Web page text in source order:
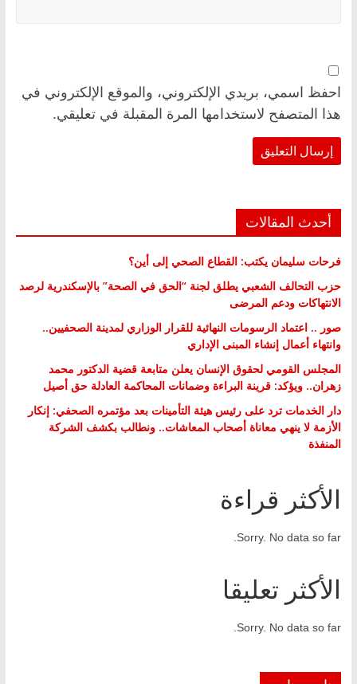
احفظ اسمي، بريدي الإلكتروني، والموقع الإلكتروني في
هذا المتصفح لاستخدامها المرة المقبلة في تعليقي.
أحدث المقالات
فرحات سليمان يكتب: القطاع الصحي إلى أين؟
حزب التحالف الشعبي يطلق لجنة “الحق في الصحة” بالإسكندرية لرصد
الانتهاكات ودعم المرضى
صور .. اعتماد الرسومات النهائية للقرار الوزاري لمدينة الصحفيين..
وانتهاء أعمال إنشاء المبنى الإداري
المجلس القومي لحقوق الإنسان يعلن متابعة قضية الدكتور محمد
زهران.. ويؤكد: قرينة البراءة وضمانات المحاكمة العادلة حق أصيل
دار الخدمات ترد على رئيس هيئة التأمينات بعد مؤتمره الصحفي: إنكار
الأزمة لا ينهي معاناة أصحاب المعاشات.. ونطالب بكشف الشركة
المنفذة
الأكثر قراءة
Sorry. No data so far.
الأكثر تعليقا
Sorry. No data so far.